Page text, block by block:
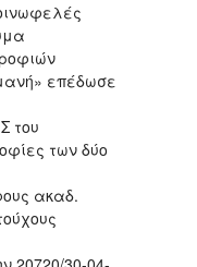
επέδωσε
του
των δύο
ακαδ.